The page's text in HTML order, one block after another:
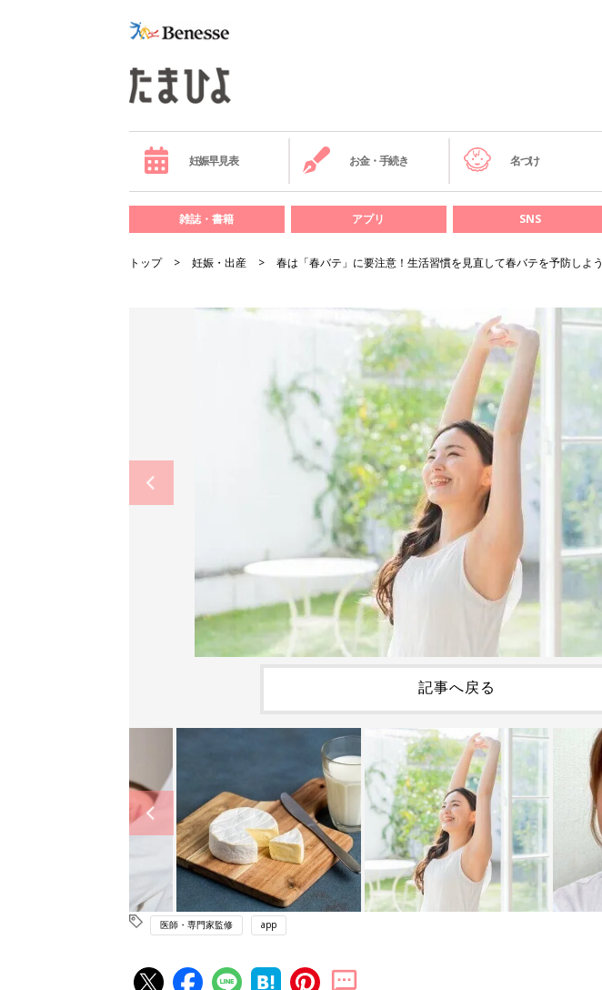
妊娠早見表 お金・手続き 名づけ
雑誌・書籍 アプリ SNS
トップ 妊娠・出産 春は「春バテ」に要注意！生活習慣を見直して春バテを予防しよう
記事へ戻る
医師・専門家監修 app